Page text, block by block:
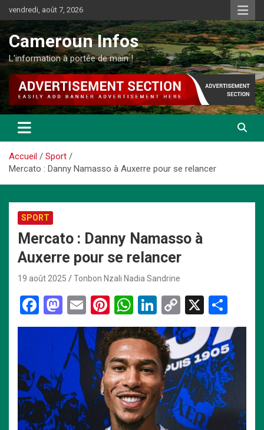
au
contenu
vendredi, août 7, 2026
Cameroun Infos
L'information à portée de main !
Accueil
Sport
Mercato : Danny Namasso à Auxerre pour se relancer
SPORT
Mercato : Danny Namasso à
Auxerre pour se relancer
19 août 2025 Tonbon Nzali Nadia Sandrine
F
a
ce
o
o
k
M
a
st
o
d
o
n
E
m
ail
Pi
nt
er
es
t
W
h
at
s
A
p
p
Li
n
ke
dI
n
C
o
py
Li
n
k
X
ar
ta
g
er